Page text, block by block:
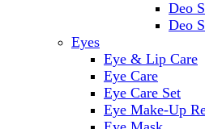
Deo
Deo
Eyes
Eye & Lip Care
Eye Care
Eye Care Set
Eye Make-Up